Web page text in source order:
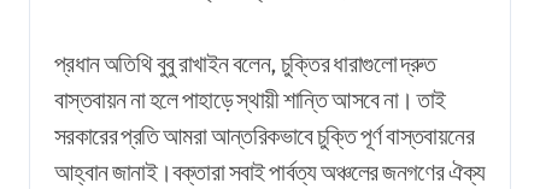
প্রধান অতিথি বুবু রাখাইন বলেন, চুক্তির ধারাগুলো দ্রুত
বাস্তবায়ন না হলে পাহাড়ে স্থায়ী শান্তি আসবে না। তাই
সরকারের প্রতি আমরা আন্তরিকভাবে চুক্তি পূর্ণ বাস্তবায়নের
আহ্বান জানাই।বক্তারা সবাই পার্বত্য অঞ্চলের জনগণের ঐক্য